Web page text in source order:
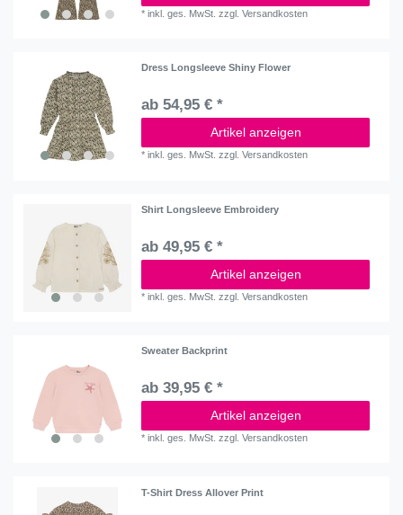
*inkl. ges. MwSt. zzgl.Versandkosten
Dress Longsleeve Shiny Flower
ab 54,95 € *
Artikel anzeigen
*inkl. ges. MwSt. zzgl.Versandkosten
Shirt Longsleeve Embroidery
ab 49,95 € *
Artikel anzeigen
*inkl. ges. MwSt. zzgl.Versandkosten
Sweater Backprint
ab 39,95 € *
Artikel anzeigen
*inkl. ges. MwSt. zzgl.Versandkosten
T-Shirt Dress Allover Print